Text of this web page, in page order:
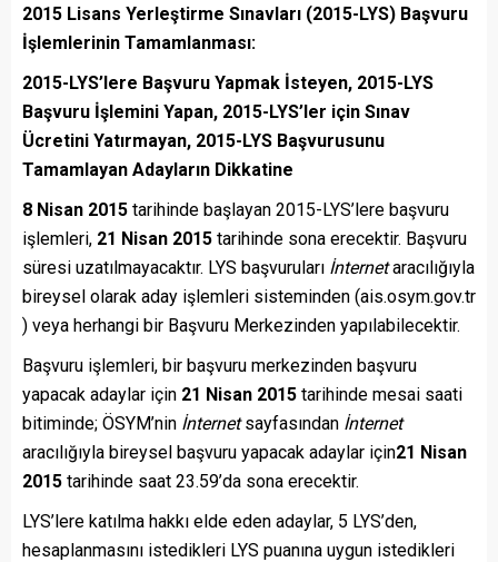
2015 Lisans Yerleştirme Sınavları (2015-LYS) Başvuru
İşlemlerinin Tamamlanması:
2015-LYS’lere Başvuru Yapmak İsteyen, 2015-LYS
Başvuru İşlemini Yapan, 2015-LYS’ler için Sınav
Ücretini Yatırmayan, 2015-LYS Başvurusunu
Tamamlayan Adayların Dikkatine
8 Nisan 2015 tarihinde başlayan 2015-LYS’lere başvuru
işlemleri, 21 Nisan 2015 tarihinde sona erecektir. Başvuru
süresi uzatılmayacaktır. LYS başvuruları İnternetaracılığıyla
bireysel olarak aday işlemleri sisteminden (ais.osym.gov.tr
) veya herhangi bir Başvuru Merkezinden yapılabilecektir.
Başvuru işlemleri, bir başvuru merkezinden başvuru
yapacak adaylar için 21 Nisan 2015 tarihinde mesai saati
bitiminde; ÖSYM’nin İnternetsayfasından İnternet
aracılığıyla bireysel başvuru yapacak adaylar için21 Nisan
2015 tarihinde saat 23.59’da sona erecektir.
LYS’lere katılma hakkı elde eden adaylar, 5 LYS’den,
hesaplanmasını istedikleri LYS puanına uygun istedikleri